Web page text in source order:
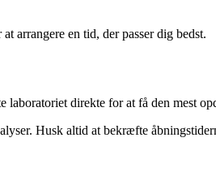
arrangere en tid, der passer dig bedst.
direkte for at få den mest
Husk altid at bekræfte